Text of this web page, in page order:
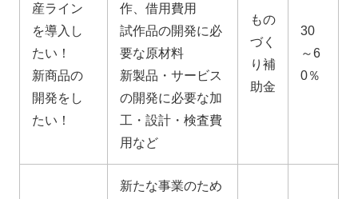
産ライン
を導入し
たい！
新商品の
開発をし
たい！
作、借用費用
試作品の開発に必
要な原材料
新製品・サービス
の開発に必要な加
工・設計・検査費
用など
もの
づく
り補
助金
30
～6
0％
新たな事業のため